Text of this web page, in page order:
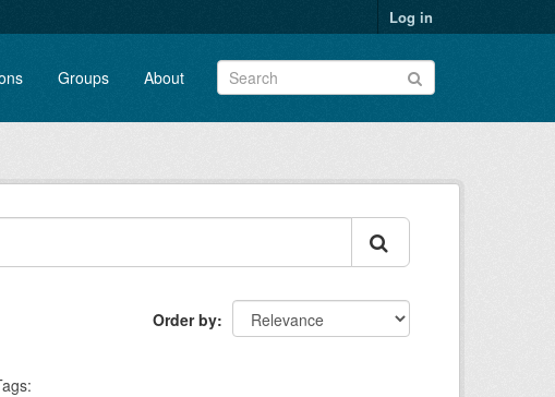
Log in
Groups About
Order by